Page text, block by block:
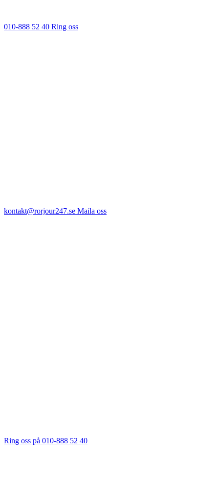
010-888 52 40 Ring oss
kontakt@rorjour247.se Maila oss
Ring oss på 010-888 52 40